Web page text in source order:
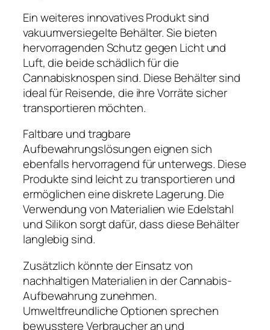
Ein weiteres innovatives Produkt sind
vakuumversiegelte Behälter. Sie bieten
hervorragenden Schutz gegen Licht und
Luft, die beide schädlich für die
Cannabisknospen sind. Diese Behälter sind
ideal für Reisende, die ihre Vorräte sicher
transportieren möchten.
Faltbare und tragbare
Aufbewahrungslösungen eignen sich
ebenfalls hervorragend für unterwegs. Diese
Produkte sind leicht zu transportieren und
ermöglichen eine diskrete Lagerung. Die
Verwendung von Materialien wie Edelstahl
und Silikon sorgt dafür, dass diese Behälter
langlebig sind.
Zusätzlich könnte der Einsatz von
nachhaltigen Materialien in der Cannabis-
Aufbewahrung zunehmen.
Umweltfreundliche Optionen sprechen
bewusstere Verbraucher an und